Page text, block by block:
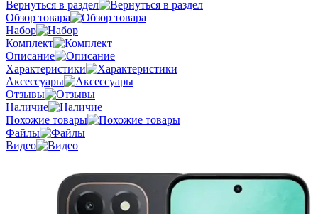
Вернуться в раздел
Обзор товара
Набор
Комплект
Описание
Характеристики
Аксессуары
Отзывы
Наличие
Похожие товары
Файлы
Видео